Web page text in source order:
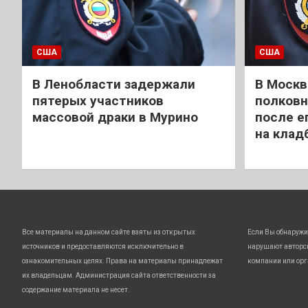
США
В Ленобласти задержали
пятерых участников
массовой драки в Мурино
США
В
после
на
Все материалы на данном сайте взяты из открытых
источников и предоставляются исключительно в
ознакомительных целях. Права на материалы принадлежат
их владельцам. Администрация сайта ответственности за
содержание материала не несет.
Если Вы
нарушают
компании или